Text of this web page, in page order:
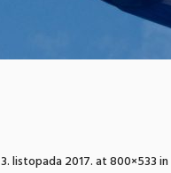
3. listopada 2017.at 800×533 in